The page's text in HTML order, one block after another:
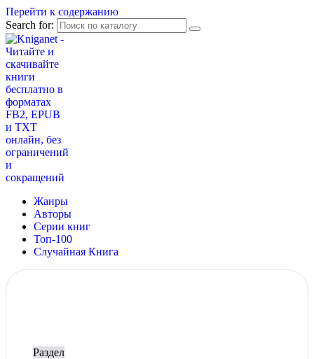
Перейти к содержанию
Search for:
Жанры
Авторы
Серии книг
Топ-100
Случайная Книга
Раздел